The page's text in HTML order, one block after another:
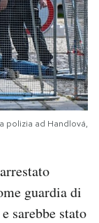
polizia ad Handlová,
guardia di
sarebbe stato